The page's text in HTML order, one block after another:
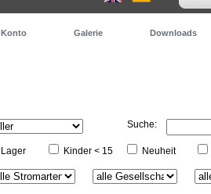
Konto Galerie Downloads
Suche:
Kinder < 15 Neuheit